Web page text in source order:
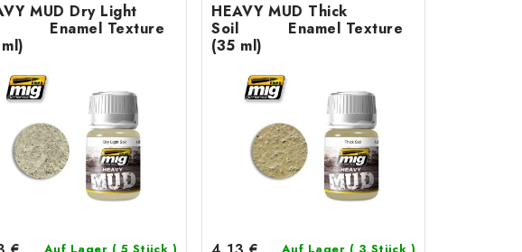
MUD Dry Light
Texture
HEAVY MUD Thick
Soil Enamel Texture
(35 ml)